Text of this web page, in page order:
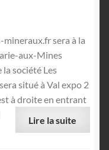
mineraux.fr sera à la
aux-Mines
la société Les
situé à Val expo 2
à droite en entrant
Lire la suite